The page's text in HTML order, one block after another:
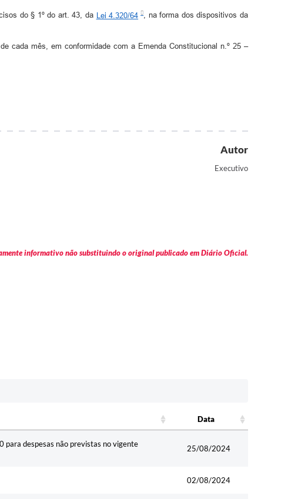
do § 1º do art. 43, da Lei 4.320/64
, na forma dos dispositivos da
cada mês, em conformidade com a Emenda Constitucional n.º 25 –
Autor
Executivo
informativo não substituindo o original publicado em Diário Oficial.
Data
para despesas não previstas no vigente
25/08/2024
02/08/2024